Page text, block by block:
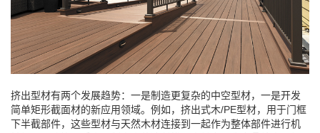
挤出型材有两个发展趋势：一是制造更复杂的中空型材，一是开发
简单矩形截面材的新应用领域。例如，挤出式木/PE型材，用于门框
下半截部件，这些型材与天然木材连接到一起作为整体部件进行机